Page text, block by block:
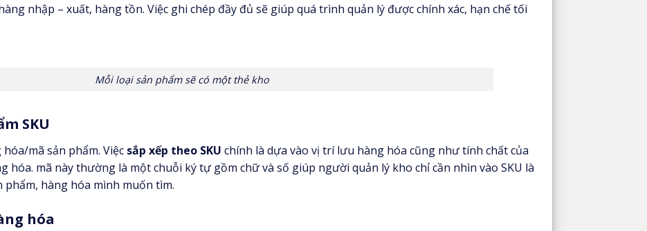
nhập – xuất, hàng tồn. Việc ghi chép đầy đủ sẽ giúp quá trình quản lý được chính xác, hạn chế tối
Mỗi loại sản phẩm sẽ có một thẻ kho
SKU
mã sản phẩm. Việc sắp xếp theo SKU chính là dựa vào vị trí lưu hàng hóa cũng như tính chất của
hóa. mã này thường là một chuỗi ký tự gồm chữ và số giúp người quản lý kho chỉ cần nhìn vào SKU là
phẩm, hàng hóa mình muốn tìm.
hóa